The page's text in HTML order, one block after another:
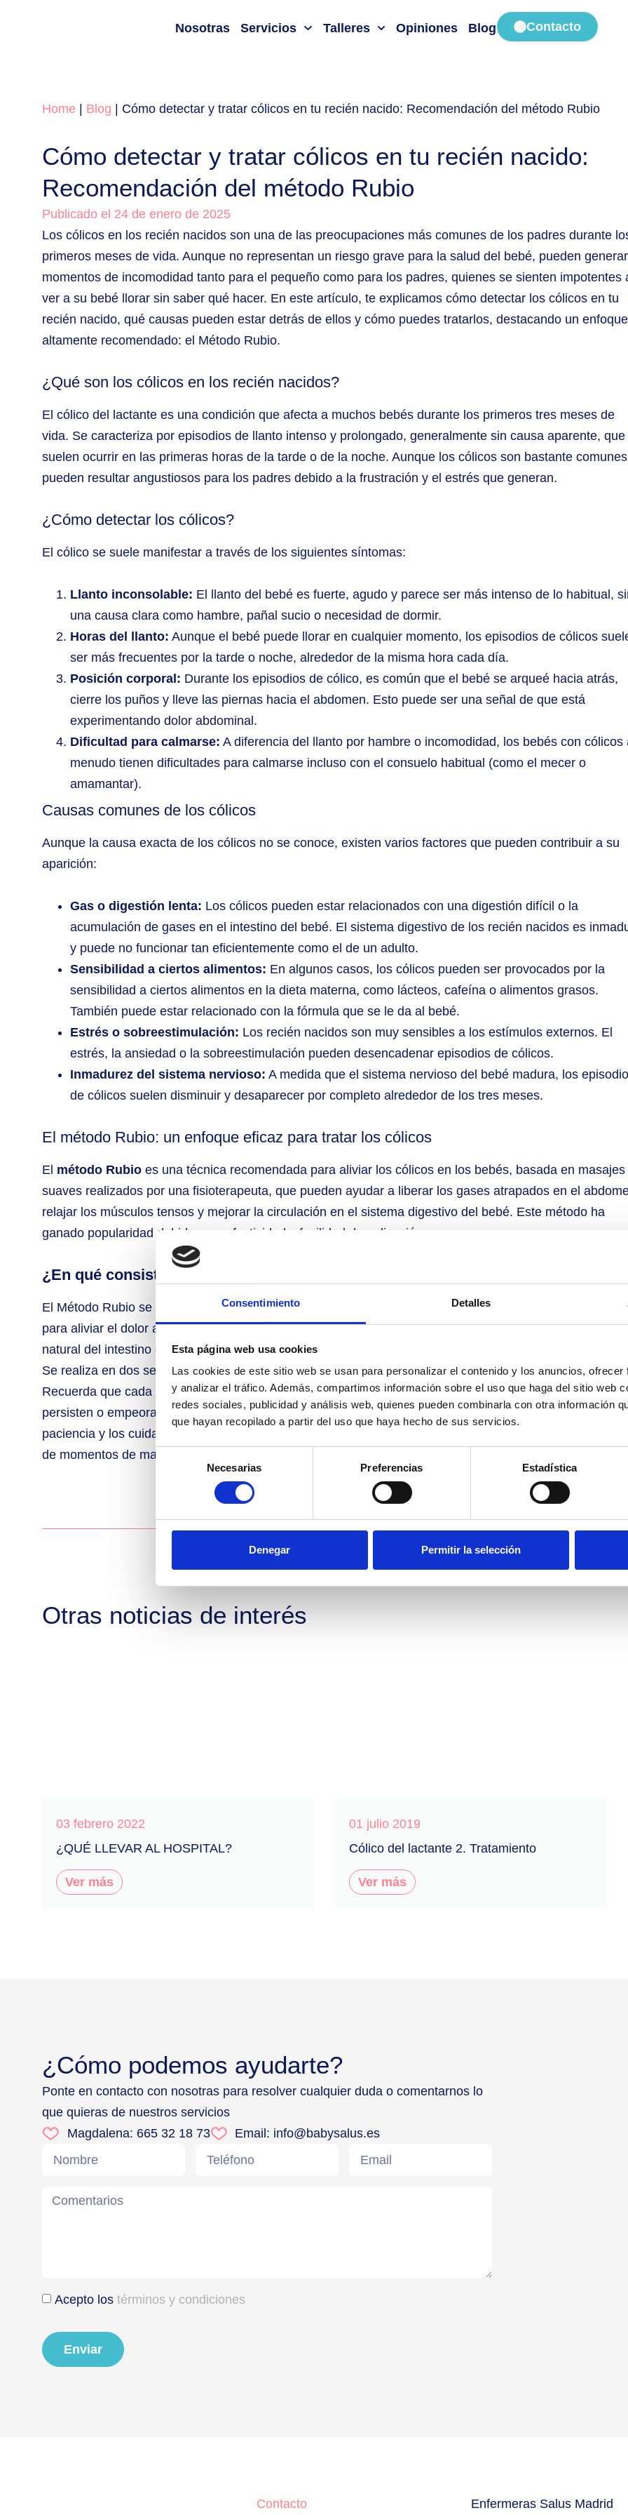
Consentimiento Detalles
Esta página web usa cookies
Las cookies de este sitio web se usan para personalizar el contenido y los anuncios,
y analizar el tráfico. Además, compartimos información sobre el uso que haga del sitio web
redes sociales, publicidad y análisis web, quienes pueden combinarla con otra información
que hayan recopilado a partir del uso que haya hecho de sus servicios.
Selección
consentimiento
Necesarias Preferencias Estadística
Denegar Permitir la selección
Nosotras Servicios Talleres Opiniones Blog Contacto
Home Blog Cómo detectar y tratar cólicos en tu recién nacido: Recomendación del método Rubio
Cómo detectar y tratar cólicos en tu recién nacido:
Recomendación del método Rubio
Publicado el 24 de enero de 2025
Los cólicos en los recién nacidos son una de las preocupaciones más comunes de los padres durante
primeros meses de vida. Aunque no representan un riesgo grave para la salud del bebé, pueden generar
momentos de incomodidad tanto para el pequeño como para los padres, quienes se sienten impotentes
ver a su bebé llorar sin saber qué hacer. En este artículo, te explicamos cómo detectar los cólicos en tu
recién nacido, qué causas pueden estar detrás de ellos y cómo puedes tratarlos, destacando un enfoque
altamente recomendado: el Método Rubio.
¿Qué son los cólicos en los recién nacidos?
El cólico del lactante es una condición que afecta a muchos bebés durante los primeros tres meses de
vida. Se caracteriza por episodios de llanto intenso y prolongado, generalmente sin causa aparente, que
suelen ocurrir en las primeras horas de la tarde o de la noche. Aunque los cólicos son bastante
pueden resultar angustiosos para los padres debido a la frustración y el estrés que generan.
¿Cómo detectar los cólicos?
El cólico se suele manifestar a través de los siguientes síntomas:
Llanto inconsolable: El llanto del bebé es fuerte, agudo y parece ser más intenso de lo habitual,
una causa clara como hambre, pañal sucio o necesidad de dormir.
Horas del llanto: Aunque el bebé puede llorar en cualquier momento, los episodios de cólicos
ser más frecuentes por la tarde o noche, alrededor de la misma hora cada día.
Posición corporal: Durante los episodios de cólico, es común que el bebé se arqueé hacia atrás,
cierre los puños y lleve las piernas hacia el abdomen. Esto puede ser una señal de que está
experimentando dolor abdominal.
Dificultad para calmarse: A diferencia del llanto por hambre o incomodidad, los bebés con cólicos
menudo tienen dificultades para calmarse incluso con el consuelo habitual (como el mecer o
amamantar).
Causas comunes de los cólicos
Aunque la causa exacta de los cólicos no se conoce, existen varios factores que pueden contribuir a su
aparición:
Gas o digestión lenta: Los cólicos pueden estar relacionados con una digestión difícil o la
acumulación de gases en el intestino del bebé. El sistema digestivo de los recién nacidos es
y puede no funcionar tan eficientemente como el de un adulto.
Sensibilidad a ciertos alimentos: En algunos casos, los cólicos pueden ser provocados por la
sensibilidad a ciertos alimentos en la dieta materna, como lácteos, cafeína o alimentos grasos.
También puede estar relacionado con la fórmula que se le da al bebé.
Estrés o sobreestimulación: Los recién nacidos son muy sensibles a los estímulos externos. El
estrés, la ansiedad o la sobreestimulación pueden desencadenar episodios de cólicos.
Inmadurez del sistema nervioso: A medida que el sistema nervioso del bebé madura, los
de cólicos suelen disminuir y desaparecer por completo alrededor de los tres meses.
El método Rubio: un enfoque eficaz para tratar los cólicos
El método Rubio es una técnica recomendada para aliviar los cólicos en los bebés, basada en masajes
suaves realizados por una fisioterapeuta, que pueden ayudar a liberar los gases atrapados en el
relajar los músculos tensos y mejorar la circulación en el sistema digestivo del bebé. Este método ha
ganado popularidad debido a su efectividad y facilidad de aplicación.
¿En qué consiste el método Rubio?
El Método Rubio se centra en realizar masajes en el abdomen del bebé de una manera suave y
para aliviar el dolor asociado con los cólicos. Estos masajes se hacen en sentido horario, siguiendo la
natural del intestino grueso, y ayudan a mover los gases y las heces a través del sistema digestivo.
Se realiza en dos sesiones separadas entre sí por 2-3 días de unos 45 minutos cada sesión.
Recuerda que cada bebé es único y puede responder de manera diferente a los tratamientos. Si los
persisten o empeoran, es recomendable consultar al pediatra para descartar otras posibles causas. Con
paciencia y los cuidados adecuados, esta etapa pasará y tanto el bebé como los padres podrán disfrutar
de momentos de mayor calma y bienestar.
Otras noticias de interés
03 febrero 2022
¿QUÉ LLEVAR AL HOSPITAL?
Ver más
01 julio 2019
Cólico del lactante 2. Tratamiento
Ver más
¿Cómo podemos ayudarte?
Ponte en contacto con nosotras para resolver cualquier duda o comentarnos lo
que quieras de nuestros servicios
Magdalena: 665 32 18 73
Email: info@babysalus.es
Acepto los términos y condiciones
Enviar
Contacto Enfermeras Salus Madrid